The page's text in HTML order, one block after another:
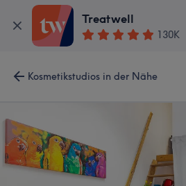
Treatwell
130K
Kosmetikstudios in der Nähe